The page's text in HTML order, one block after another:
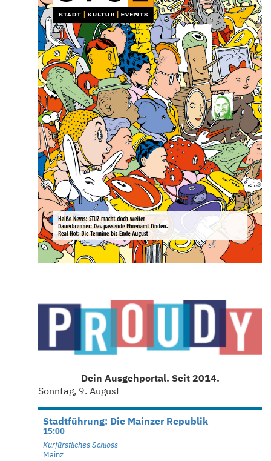
Dein Ausgehportal. Seit 2014.
Sonntag, 9. August
Stadtführung: Die Mainzer Republik
15:00
Kurfürstliches Schloss
Mainz